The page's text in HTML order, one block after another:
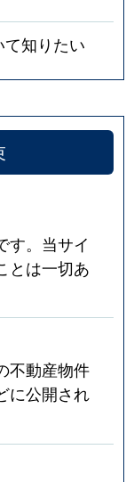
知りたい
す。当サイ
とは一切あ
不動産物件
に公開され